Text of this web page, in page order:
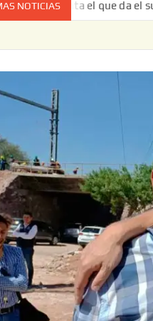
NOTICIAS
el que da el susto